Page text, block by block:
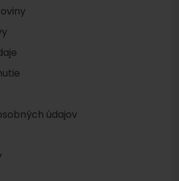
údajov